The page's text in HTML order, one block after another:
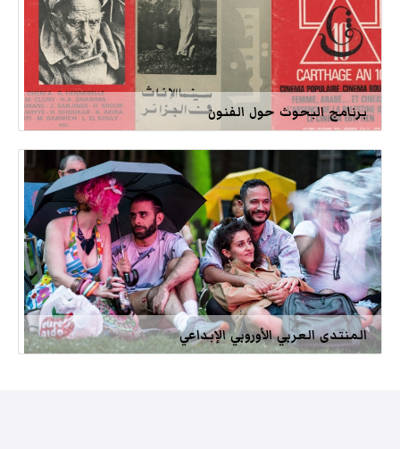
برنامج البحوث حول الفنون
المنتدى العربي الأوروبي الإبداعي